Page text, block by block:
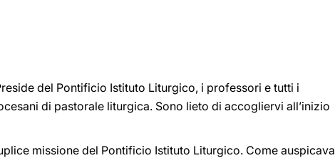
del Pontificio Istituto Liturgico, i professori e tutti i
di pastorale liturgica. Sono lieto di accogliervi all’inizio
missione del Pontificio Istituto Liturgico. Come auspicava